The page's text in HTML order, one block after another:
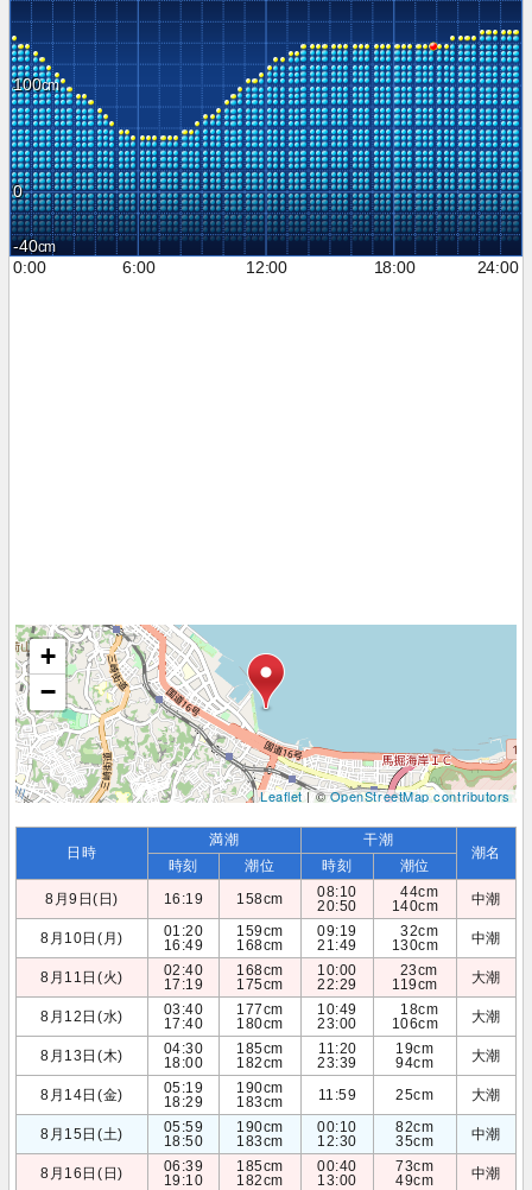
100
0
-40
0:00
6:00 12:00 18:00 24:00
+
−
Leaflet| ©OpenStreetMap contributors
日時
満潮 干潮
潮名
時刻 潮位 時刻
潮位
8月9日(日)
16:19 158cm
08:10
20:50
44cm
140cm
中潮
8月10日(月)
01:20
16:49
159cm
168cm
09:19
21:49
32cm
130cm
中潮
8月11日(火)
02:40
17:19
168cm
175cm
10:00
22:29
23cm
119cm
大潮
8月12日(水)
03:40
17:40
177cm
180cm
10:49
23:00
18cm
106cm
大潮
8月13日(木)
04:30
18:00
185cm
182cm
11:20
23:39
19cm
94cm
大潮
8月14日(金)
05:19
18:29
190cm
183cm
11:59 25cm 大潮
8月15日(土)
05:59
18:50
190cm
183cm
00:10
12:30
82cm
35cm
中潮
8月16日(日)
06:39
19:10
185cm
182cm
00:40
13:00
73cm
49cm
中潮